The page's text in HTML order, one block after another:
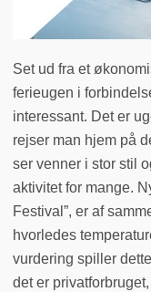
Set ud fra et
ferieugen i
interessant. Det er
rejser man hjem på
ser venner i stor stil
aktivitet for mange.
Festival”, er af
hvorledes
vurdering spiller
det er